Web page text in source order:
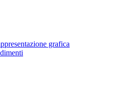
grafica